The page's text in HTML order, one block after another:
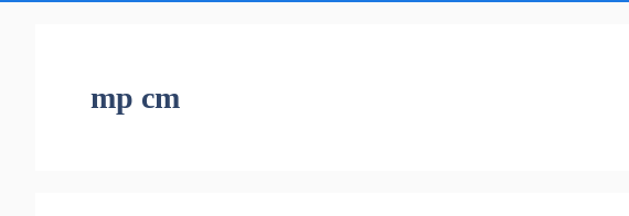
mp cm